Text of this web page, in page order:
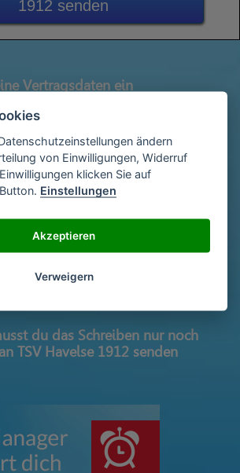
1912 senden
Vertragsdaten ein
Namen und deine Adresse
das Schreiben mit deinem
oder lade eine Unterschrift hoch
du das Schreiben nur noch
TSV Havelse 1912 senden
ändern
von Einwilligungen, Widerruf
klicken Sie auf
Einstellungen
Akzeptieren
Verweigern